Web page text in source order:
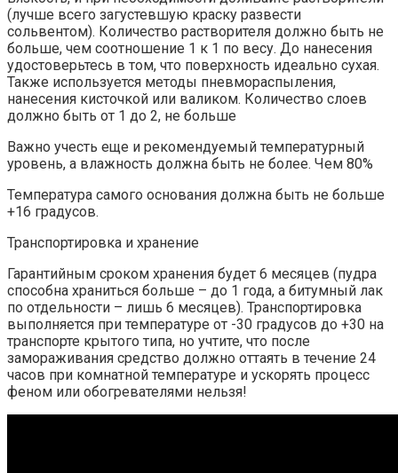
(лучше всего загустевшую краску развести
сольвентом). Количество растворителя должно быть не
больше, чем соотношение 1 к 1 по весу. До нанесения
удостоверьтесь в том, что поверхность идеально сухая.
Также используется методы пневмораспыления,
нанесения кисточкой или валиком. Количество слоев
должно быть от 1 до 2, не больше
Важно учесть еще и рекомендуемый температурный
уровень, а влажность должна быть не более. Чем 80%
Температура самого основания должна быть не больше
+16 градусов.
Транспортировка и хранение
Гарантийным сроком хранения будет 6 месяцев (пудра
способна храниться больше – до 1 года, а битумный лак
по отдельности – лишь 6 месяцев). Транспортировка
выполняется при температуре от -30 градусов до +30 на
транспорте крытого типа, но учтите, что после
замораживания средство должно оттаять в течение 24
часов при комнатной температуре и ускорять процесс
феном или обогревателями нельзя!